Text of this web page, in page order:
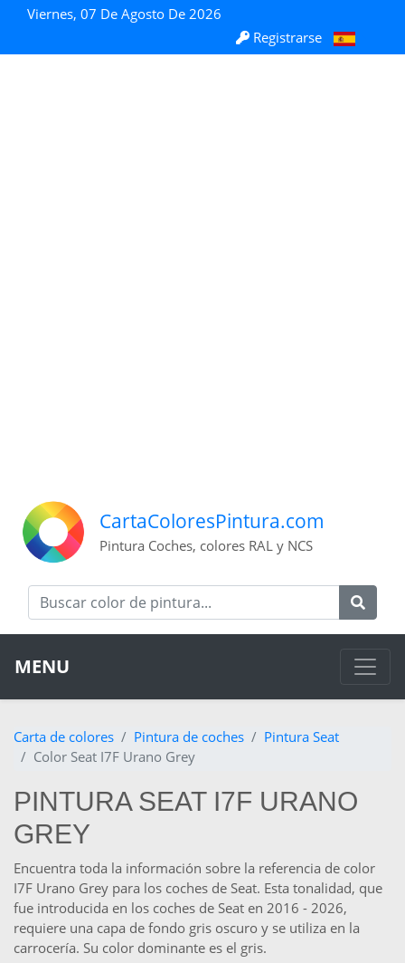
Viernes, 07 De Agosto De 2026
Registrarse
CartaColoresPintura.com
Pintura Coches, colores RAL y NCS
MENU
Carta de colores Pintura de coches
Pintura Seat
Color Seat I7F Urano Grey
PINTURA SEAT I7F URANO
GREY
Encuentra toda la información sobre la referencia de color
I7F Urano Grey para los coches de Seat. Esta tonalidad, que
fue introducida en los coches de Seat en 2016 - 2026,
requiere una capa de fondo gris oscuro y se utiliza en la
carrocería. Su color dominante es el gris.